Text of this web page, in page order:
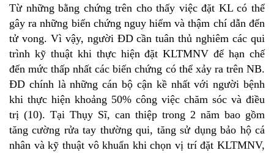
Từ những bằng chứng trên cho thấy việc đặt KL có thể
gây ra những biến chứng nguy hiểm và thậm chí dẫn đến
tử vong. Vì vậy, người ĐD cần tuân thủ nghiêm các qui
trình kỹ thuật khi thực hiện đặt KLTMNV để hạn chế
đến mức thấp nhất các biến chứng có thể xảy ra trên NB.
ĐD chính là những cán bộ cận kề nhất với người bệnh
khi thực hiện khoảng 50% công việc chăm sóc và điều
trị (10). Tại Thụy Sĩ, can thiệp trong 2 năm bao gồm
tăng cường rửa tay thường qui, tăng sử dụng bảo hộ cá
nhân và kỹ thuật vô khuẩn khi chọn vị trí đặt KLTMNV,